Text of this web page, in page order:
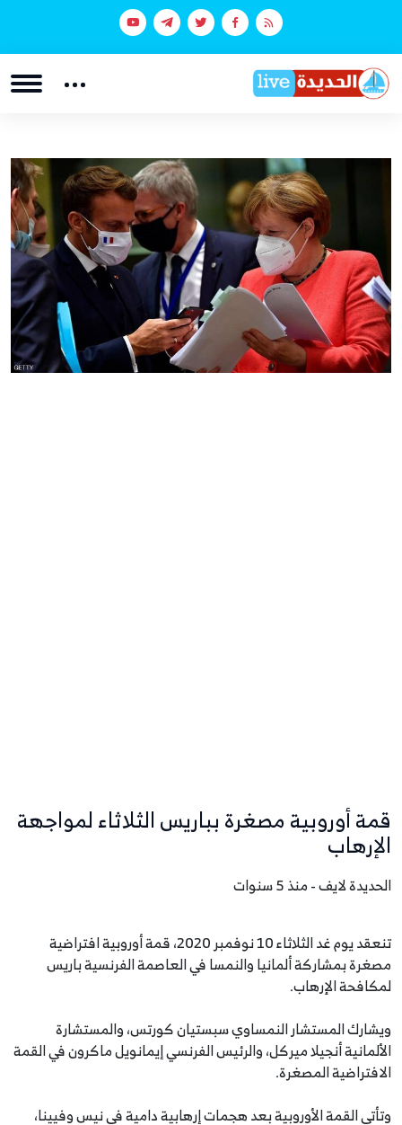
قمة أوروبية مصغرة بباريس الثلاثاء لمواجهة
الإرهاب
الحديدة لايف - منذ 5 سنوات
تنعقد يوم غد الثلاثاء 10 نوفمبر 2020، قمة أوروبية افتراضية
مصغرة بمشاركة ألمانيا والنمسا في العاصمة الفرنسية باريس
لمكافحة الإرهاب.
ويشارك المستشار النمساوي سبستيان كورتس، والمستشارة
الألمانية أنجيلا ميركل، والرئيس الفرنسي إيمانويل ماكرون في القمة
الافتراضية المصغرة.
وتأتي القمة الأوروبية بعد هجمات إرهابية دامية في نيس وفيينا،